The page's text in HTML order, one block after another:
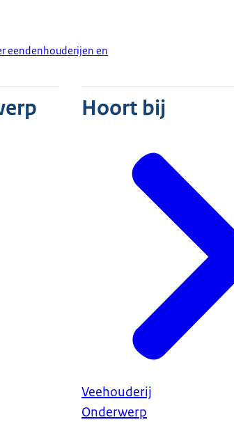
eendenhouderijen en
Hoort bij
Veehouderij
Onderwerp